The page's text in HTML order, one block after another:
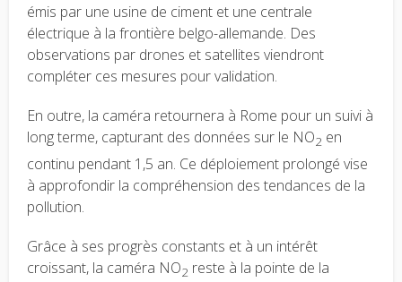
émis par une usine de ciment et une centrale
électrique à la frontière belgo-allemande. Des
observations par drones et satellites viendront
compléter ces mesures pour validation.
En outre, la caméra retournera à Rome pour un suivi à
long terme, capturant des données sur le NO2 en
continu pendant 1,5 an. Ce déploiement prolongé vise
à approfondir la compréhension des tendances de la
pollution.
Grâce à ses progrès constants et à un intérêt
croissant, la caméra NO2 reste à la pointe de la